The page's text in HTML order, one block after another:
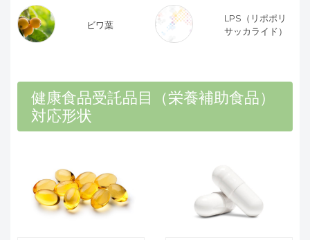
ビワ葉
LPS（リポポリ
サッカライド）
健康食品受託品目（栄養補助食品）
対応形状